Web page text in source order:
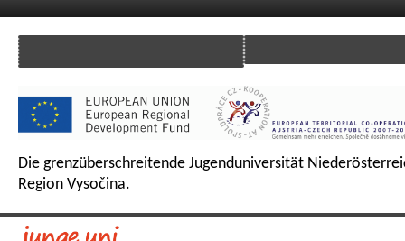
Die grenzüberschreitende Jugenduniversität
Region Vysočina.